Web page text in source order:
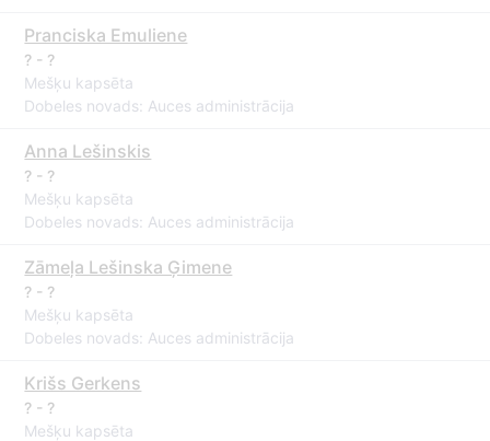
Pranciska Emuliene
? - ?
Mešķu kapsēta
Dobeles novads: Auces administrācija
Anna Lešinskis
? - ?
Mešķu kapsēta
Dobeles novads: Auces administrācija
Zāmeļa Lešinska Ģimene
? - ?
Mešķu kapsēta
Dobeles novads: Auces administrācija
Krišs Gerkens
? - ?
Mešķu kapsēta